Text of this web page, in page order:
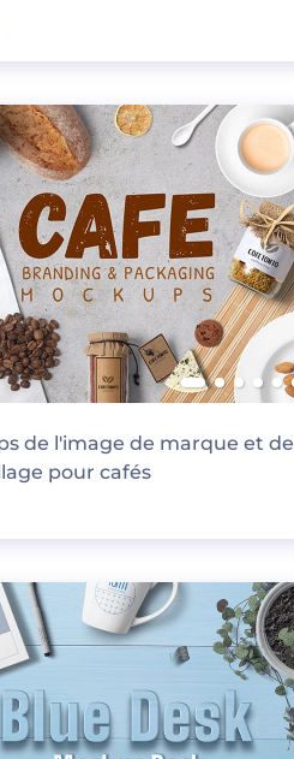
de l'image de marque et de
pour cafés